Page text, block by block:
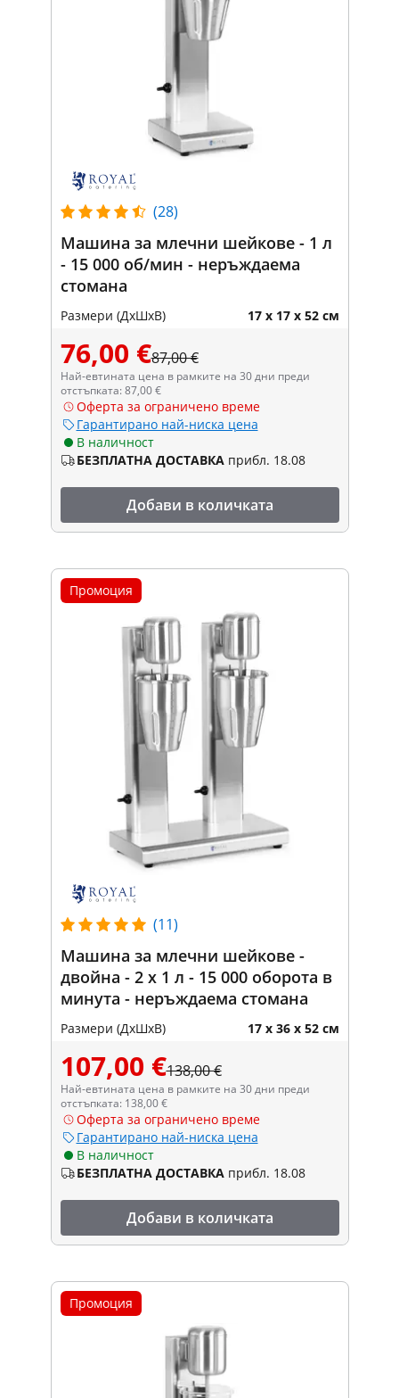
(28)
Машина за млечни шейкове - 1 л
- 15 000 об/мин - неръждаема
стомана
Размери (ДxШxВ) 17 x 17 x 52 см
76,00 €87,00 €
Най-евтината цена в рамките на 30 дни преди
отстъпката: 87,00 €
Оферта за ограничено време
Гарантирано най-ниска цена
В наличност
БЕЗПЛАТНА ДОСТАВКА прибл. 18.08
Добави в количката
Промоция
(11)
Машина за млечни шейкове -
двойна - 2 x 1 л - 15 000 оборота в
минута - неръждаема стомана
Размери (ДxШxВ) 17 x 36 x 52 см
107,00 €138,00 €
Най-евтината цена в рамките на 30 дни преди
отстъпката: 138,00 €
Оферта за ограничено време
Гарантирано най-ниска цена
В наличност
БЕЗПЛАТНА ДОСТАВКА прибл. 18.08
Добави в количката
Промоция